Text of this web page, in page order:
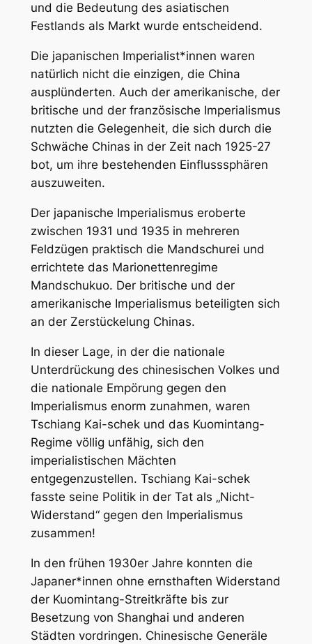
und die Bedeutung des asiatischen
Festlands als Markt wurde entscheidend.
Die japanischen Imperialist*innen waren
natürlich nicht die einzigen, die China
ausplünderten. Auch der amerikanische, der
britische und der französische Imperialismus
nutzten die Gelegenheit, die sich durch die
Schwäche Chinas in der Zeit nach 1925-27
bot, um ihre bestehenden Einflusssphären
auszuweiten.
Der japanische Imperialismus eroberte
zwischen 1931 und 1935 in mehreren
Feldzügen praktisch die Mandschurei und
errichtete das Marionettenregime
Mandschukuo. Der britische und der
amerikanische Imperialismus beteiligten sich
an der Zerstückelung Chinas.
In dieser Lage, in der die nationale
Unterdrückung des chinesischen Volkes und
die nationale Empörung gegen den
Imperialismus enorm zunahmen, waren
Tschiang Kai-schek und das Kuomintang-
Regime völlig unfähig, sich den
imperialistischen Mächten
entgegenzustellen. Tschiang Kai-schek
fasste seine Politik in der Tat als „Nicht-
Widerstand“ gegen den Imperialismus
zusammen!
In den frühen 1930er Jahre konnten die
Japaner*innen ohne ernsthaften Widerstand
der Kuomintang-Streitkräfte bis zur
Besetzung von Shanghai und anderen
Städten vordringen. Chinesische Generäle